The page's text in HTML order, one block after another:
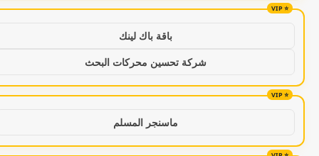
باقة باك لينك
شركة تحسين محركات البحث
ماسنجر المسلم